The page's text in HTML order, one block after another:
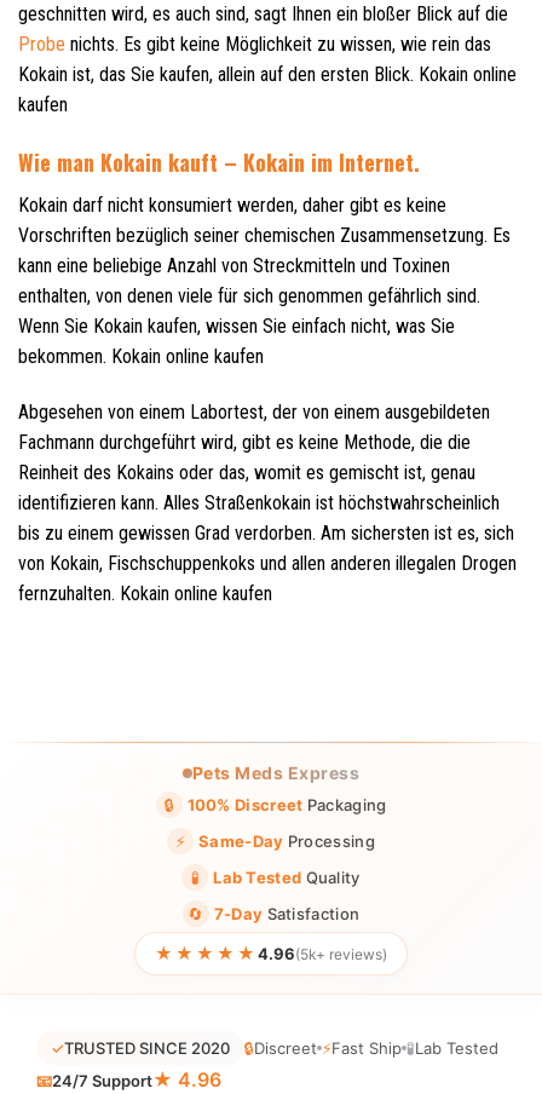
geschnitten wird, es auch sind, sagt Ihnen ein bloßer Blick auf die
Probe nichts. Es gibt keine Möglichkeit zu wissen, wie rein das
Kokain ist, das Sie kaufen, allein auf den ersten Blick. Kokain online
kaufen
Wie man Kokain kauft – Kokain im Internet.
Kokain darf nicht konsumiert werden, daher gibt es keine
Vorschriften bezüglich seiner chemischen Zusammensetzung. Es
kann eine beliebige Anzahl von Streckmitteln und Toxinen
enthalten, von denen viele für sich genommen gefährlich sind.
Wenn Sie Kokain kaufen, wissen Sie einfach nicht, was Sie
bekommen. Kokain online kaufen
Abgesehen von einem Labortest, der von einem ausgebildeten
Fachmann durchgeführt wird, gibt es keine Methode, die die
Reinheit des Kokains oder das, womit es gemischt ist, genau
identifizieren kann. Alles Straßenkokain ist höchstwahrscheinlich
bis zu einem gewissen Grad verdorben. Am sichersten ist es, sich
von Kokain, Fischschuppenkoks und allen anderen illegalen Drogen
fernzuhalten. Kokain online kaufen
Pets Meds Express
🔒 100% Discreet Packaging
⚡
Same-Day Processing
🧪
Lab Tested Quality
🔄
7-Day Satisfaction
★★★★★ 4.96(5k+ reviews)
✓TRUSTED SINCE 2020 🔒Discreet ⚡Fast Ship 🧪Lab Tested
📧24/7 Support★ 4.96